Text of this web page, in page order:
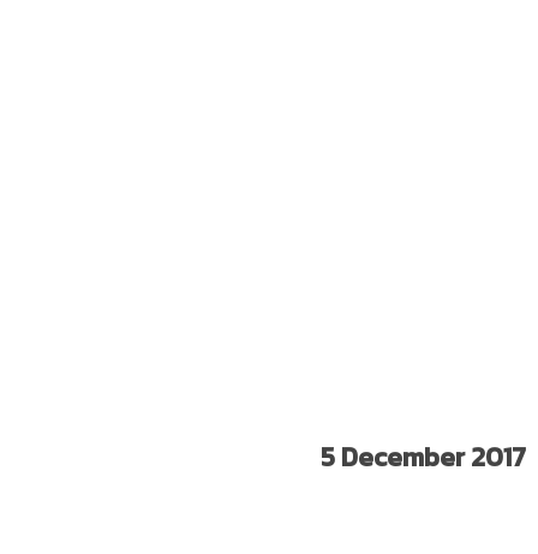
5 December 2017